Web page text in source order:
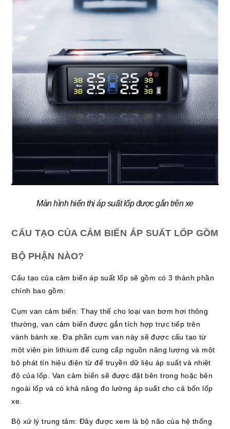
Màn hình hiển thị áp suất lốp được gắn trên xe
CẤU TẠO CỦA CẢM BIẾN ÁP SUẤT LỐP GỒM
BỘ PHẬN NÀO?
Cấu tạo của cảm biến áp suất lốp sẽ gồm có 3 thành phần
chính bao gồm:
Cụm van cảm biến: Thay thế cho loại van bơm hơi thông
thường, van cảm biến được gắn tích hợp trực tiếp trên
vành bánh xe. Đa phần cụm van này sẽ được cấu tạo từ
một viên pin lithium để cung cấp nguồn năng lượng và một
bộ phát tín hiệu điện từ để truyền dữ liệu áp suất và nhiệt
độ của lốp. Van cảm biến sẽ được đặt bên trong hoặc bên
ngoài lốp và có khả năng đo lường áp suất cho cả bốn lốp
xe.
Bộ xử lý trung tâm: Đây được xem là bộ não của hệ thống